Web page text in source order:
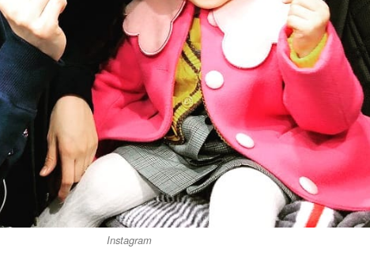
Instagram